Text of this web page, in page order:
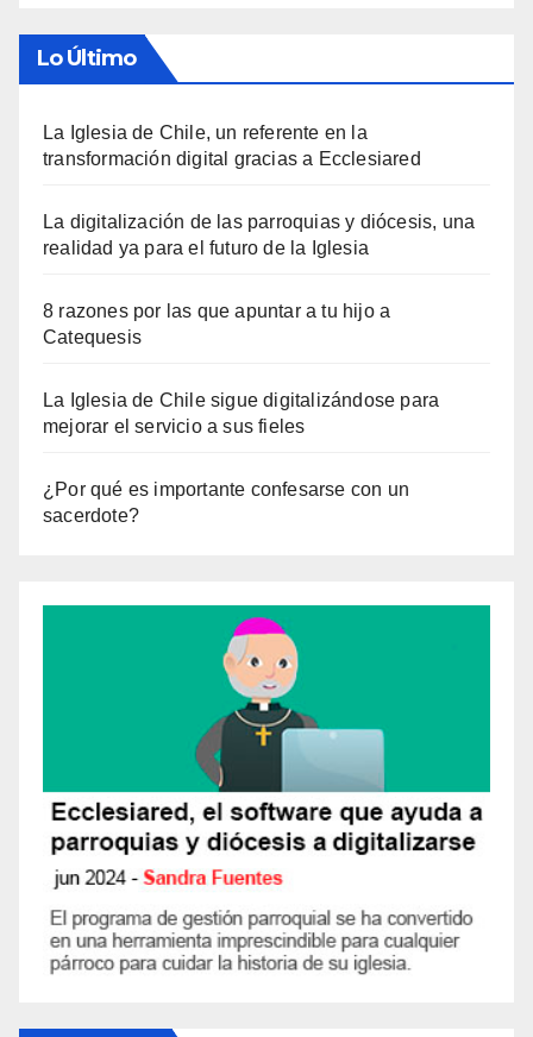
Lo Último
La Iglesia de Chile, un referente en la
transformación digital gracias a Ecclesiared
La digitalización de las parroquias y diócesis, una
realidad ya para el futuro de la Iglesia
8 razones por las que apuntar a tu hijo a
Catequesis
La Iglesia de Chile sigue digitalizándose para
mejorar el servicio a sus fieles
¿Por qué es importante confesarse con un
sacerdote?